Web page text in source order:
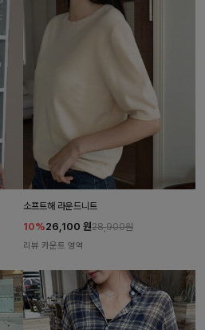
소프트해 라운드니트
10%26,100 원28,900원
리뷰 카운트 영역